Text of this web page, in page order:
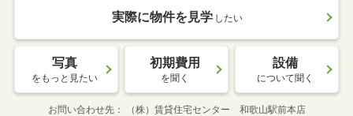
実際に物件を見学 したい
写真
をもっと見たい
初期費用
を聞く
設備
について聞く
お問い合わせ先 （株）賃貸住宅センター 和歌山駅前本店